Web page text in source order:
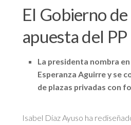
El Gobierno
apuesta del
La presidenta nombra
Esperanza Aguirre y se
de plazas privadas con
Isabel Díaz Ayuso ha